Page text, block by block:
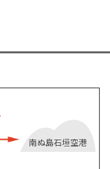
南ぬ島石垣空港